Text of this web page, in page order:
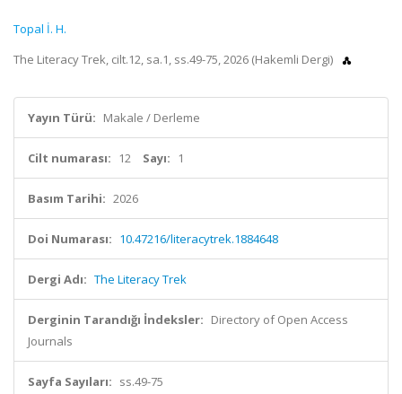
Topal İ. H.
The Literacy Trek, cilt.12, sa.1, ss.49-75, 2026 (Hakemli Dergi)
Yayın Türü: Makale / Derleme
Cilt numarası: 12 Sayı: 1
Basım Tarihi: 2026
Doi Numarası: 10.47216/literacytrek.1884648
Dergi Adı: The Literacy Trek
Derginin Tarandığı İndeksler: Directory of Open Access
Journals
Sayfa Sayıları: ss.49-75